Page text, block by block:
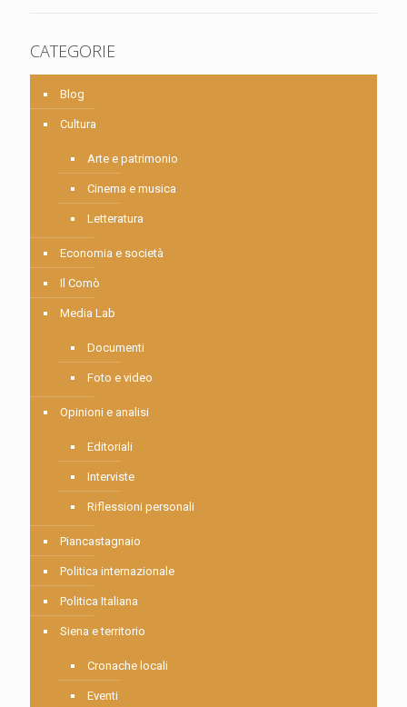
CATEGORIE
Blog
Cultura
Arte e patrimonio
Cinema e musica
Letteratura
Economia e società
Il Comò
Media Lab
Documenti
Foto e video
Opinioni e analisi
Editoriali
Interviste
Riflessioni personali
Piancastagnaio
Politica internazionale
Politica Italiana
Siena e territorio
Cronache locali
Eventi